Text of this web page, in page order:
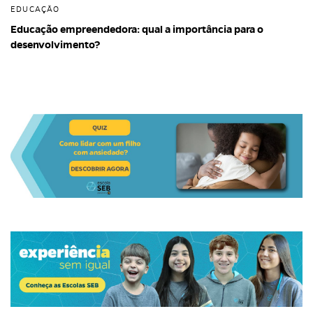
EDUCAÇÃO
Educação empreendedora: qual a importância para o
desenvolvimento?